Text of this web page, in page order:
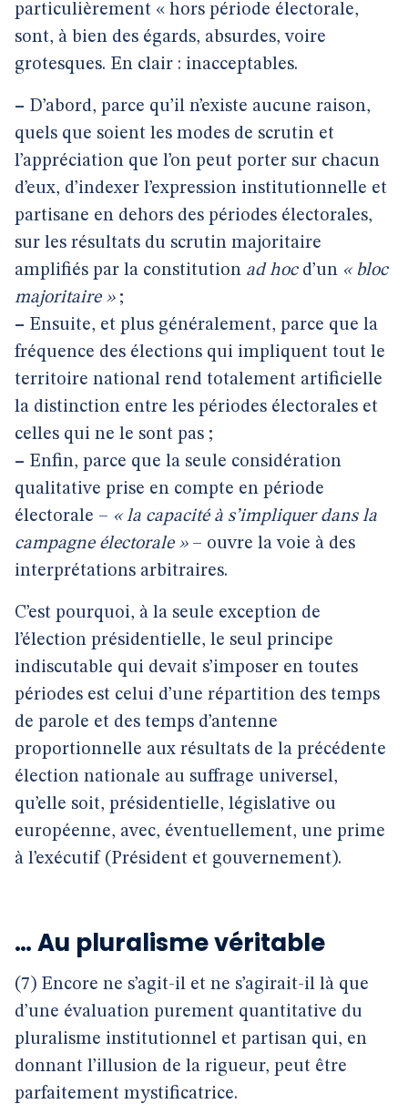
particulièrement « hors période électorale,
sont, à bien des égards, absurdes, voire
grotesques. En clair : inacceptables.
– D’abord, parce qu’il n’existe aucune raison,
quels que soient les modes de scrutin et
l’appréciation que l’on peut porter sur chacun
d’eux, d’indexer l’expression institutionnelle et
partisane en dehors des périodes électorales,
sur les résultats du scrutin majoritaire
amplifiés par la constitution ad hocd’un « bloc
majoritaire »;
– Ensuite, et plus généralement, parce que la
fréquence des élections qui impliquent tout le
territoire national rend totalement artificielle
la distinction entre les périodes électorales et
celles qui ne le sont pas ;
– Enfin, parce que la seule considération
qualitative prise en compte en période
électorale – « la capacité à s’impliquer dans la
campagne électorale »– ouvre la voie à des
interprétations arbitraires.
C’est pourquoi, à la seule exception de
l’élection présidentielle, le seul principe
indiscutable qui devait s’imposer en toutes
périodes est celui d’une répartition des temps
de parole et des temps d’antenne
proportionnelle aux résultats de la précédente
élection nationale au suffrage universel,
qu’elle soit, présidentielle, législative ou
européenne, avec, éventuellement, une prime
à l’exécutif (Président et gouvernement).
… Au pluralisme véritable
(7) Encore ne s’agit-il et ne s’agirait-il là que
d’une évaluation purement quantitative du
pluralisme institutionnel et partisan qui, en
donnant l’illusion de la rigueur, peut être
parfaitement mystificatrice.